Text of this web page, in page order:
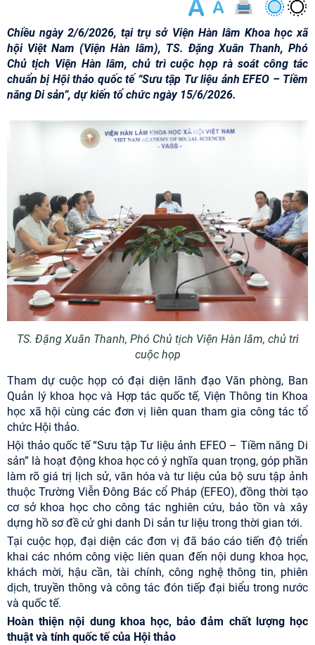
Chiều ngày 2/6/2026, tại trụ sở Viện Hàn lâm Khoa học xã
hội Việt Nam (Viện Hàn lâm), TS. Đặng Xuân Thanh, Phó
Chủ tịch Viện Hàn lâm, chủ trì cuộc họp rà soát công tác
chuẩn bị Hội thảo quốc tế “Sưu tập Tư liệu ảnh EFEO – Tiềm
năng Di sản”, dự kiến tổ chức ngày 15/6/2026.
TS. Đặng Xuân Thanh, Phó Chủ tịch Viện Hàn lâm, chủ trì
cuộc họp
Tham dự cuộc họp có đại diện lãnh đạo Văn phòng, Ban
Quản lý khoa học và Hợp tác quốc tế, Viện Thông tin Khoa
học xã hội cùng các đơn vị liên quan tham gia công tác tổ
chức Hội thảo.
Hội thảo quốc tế “Sưu tập Tư liệu ảnh EFEO – Tiềm năng Di
sản” là hoạt động khoa học có ý nghĩa quan trọng, góp phần
làm rõ giá trị lịch sử, văn hóa và tư liệu của bộ sưu tập ảnh
thuộc Trường Viễn Đông Bác cổ Pháp (EFEO), đồng thời tạo
cơ sở khoa học cho công tác nghiên cứu, bảo tồn và xây
dựng hồ sơ đề cử ghi danh Di sản tư liệu trong thời gian tới.
Tại cuộc họp, đại diện các đơn vị đã báo cáo tiến độ triển
khai các nhóm công việc liên quan đến nội dung khoa học,
khách mời, hậu cần, tài chính, công nghệ thông tin, phiên
dịch, truyền thông và công tác đón tiếp đại biểu trong nước
và quốc tế.
Hoàn thiện nội dung khoa học, bảo đảm chất lượng học
thuật và tính quốc tế của Hội thảo